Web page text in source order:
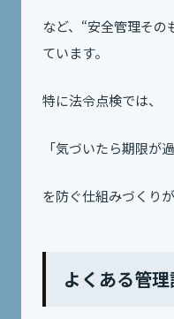
など、“安全管理その
ています。
特に法令点検では、
「気づいたら期限が
を防ぐ仕組みづくり
よくある管